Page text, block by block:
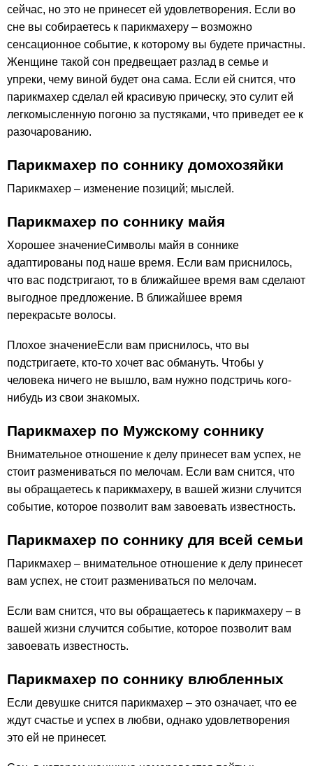
сейчас, но это не принесет ей удовлетворения. Если во
сне вы собираетесь к парикмахеру – возможно
сенсационное событие, к которому вы будете причастны.
Женщине такой сон предвещает разлад в семье и
упреки, чему виной будет она сама. Если ей снится, что
парикмахер сделал ей красивую прическу, это сулит ей
легкомысленную погоню за пустяками, что приведет ее к
разочарованию.
Парикмахер по соннику домохозяйки
Парикмахер – изменение позиций; мыслей.
Парикмахер по соннику майя
Хорошее значениеСимволы майя в соннике
адаптированы под наше время. Если вам приснилось,
что вас подстригают, то в ближайшее время вам сделают
выгодное предложение. В ближайшее время
перекрасьте волосы.
Плохое значениеЕсли вам приснилось, что вы
подстригаете, кто-то хочет вас обмануть. Чтобы у
человека ничего не вышло, вам нужно подстричь кого-
нибудь из свои знакомых.
Парикмахер по Мужскому соннику
Внимательное отношение к делу принесет вам успех, не
стоит размениваться по мелочам. Если вам снится, что
вы обращаетесь к парикмахеру, в вашей жизни случится
событие, которое позволит вам завоевать известность.
Парикмахер по соннику для всей семьи
Парикмахер – внимательное отношение к делу принесет
вам успех, не стоит размениваться по мелочам.
Если вам снится, что вы обращаетесь к парикмахеру – в
вашей жизни случится событие, которое позволит вам
завоевать известность.
Парикмахер по соннику влюбленных
Если девушке снится парикмахер – это означает, что ее
ждут счастье и успех в любви, однако удовлетворения
это ей не принесет.